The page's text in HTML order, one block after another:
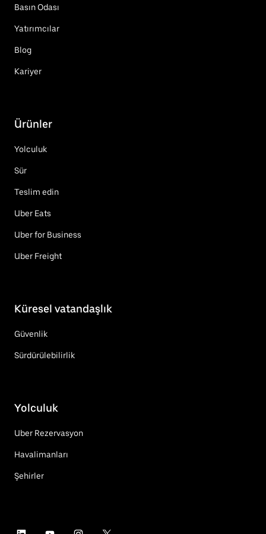
Basın Odası
Yatırımcılar
Blog
Kariyer
Ürünler
Yolculuk
Sür
Teslim edin
Uber Eats
Uber for Business
Uber Freight
Küresel vatandaşlık
Güvenlik
Sürdürülebilirlik
Yolculuk
Uber Rezervasyon
Havalimanları
Şehirler